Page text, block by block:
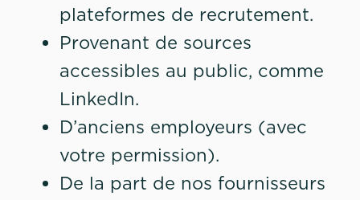
plateformes de recrutement.
Provenant de sources
accessibles au public, comme
LinkedIn.
D’anciens employeurs (avec
votre permission).
De la part de nos fournisseurs